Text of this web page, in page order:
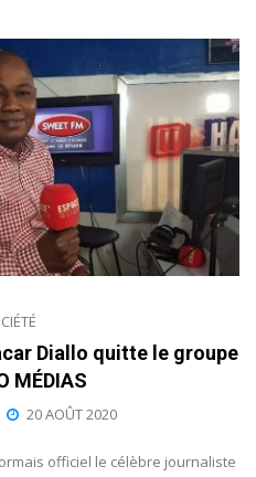
Diallo quitte le groupe
MÉDIAS
20 AOÛT 2020
officiel le célèbre journaliste